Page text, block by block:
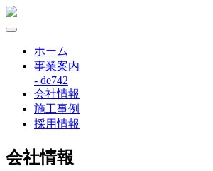
ホーム
事業案内
- de742
会社情報
施工事例
採用情報
会社情報